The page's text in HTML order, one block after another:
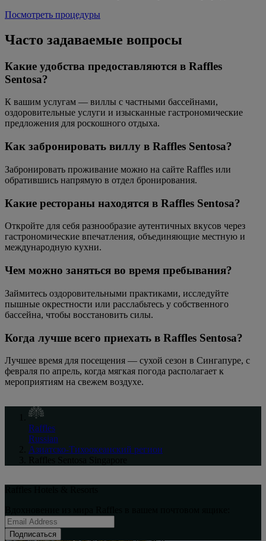
Посмотреть процедуры
Часто задаваемые вопросы
Какие удобства предоставляются в Raffles
Sentosa?
К вашим услугам — виллы с частными бассейнами,
оздоровительные услуги и изысканные гастрономические
предложения для роскошного отдыха.
Как забронировать виллу в Raffles Sentosa?
Забронировать проживание можно на сайте Raffles или
обратившись напрямую в отдел бронирования.
Какие рестораны находятся в Raffles Sentosa?
Откройте для себя разнообразие аутентичных вкусов через
гастрономические впечатления, объединяющие местную и
международную кухни.
Чем можно заняться во время пребывания?
Займитесь оздоровительными практиками, исследуйте
пышные окрестности или расслабьтесь у собственного
бассейна, чтобы восстановить силы.
Когда лучше всего приехать в Raffles Sentosa?
Лучшее время для посещения — сухой сезон в Сингапуре, с
февраля по апрель, когда мягкая погода располагает к
мероприятиям на свежем воздухе.
Raffles
Russian
Азиатско-Тихоокеанский регион
Подписаться